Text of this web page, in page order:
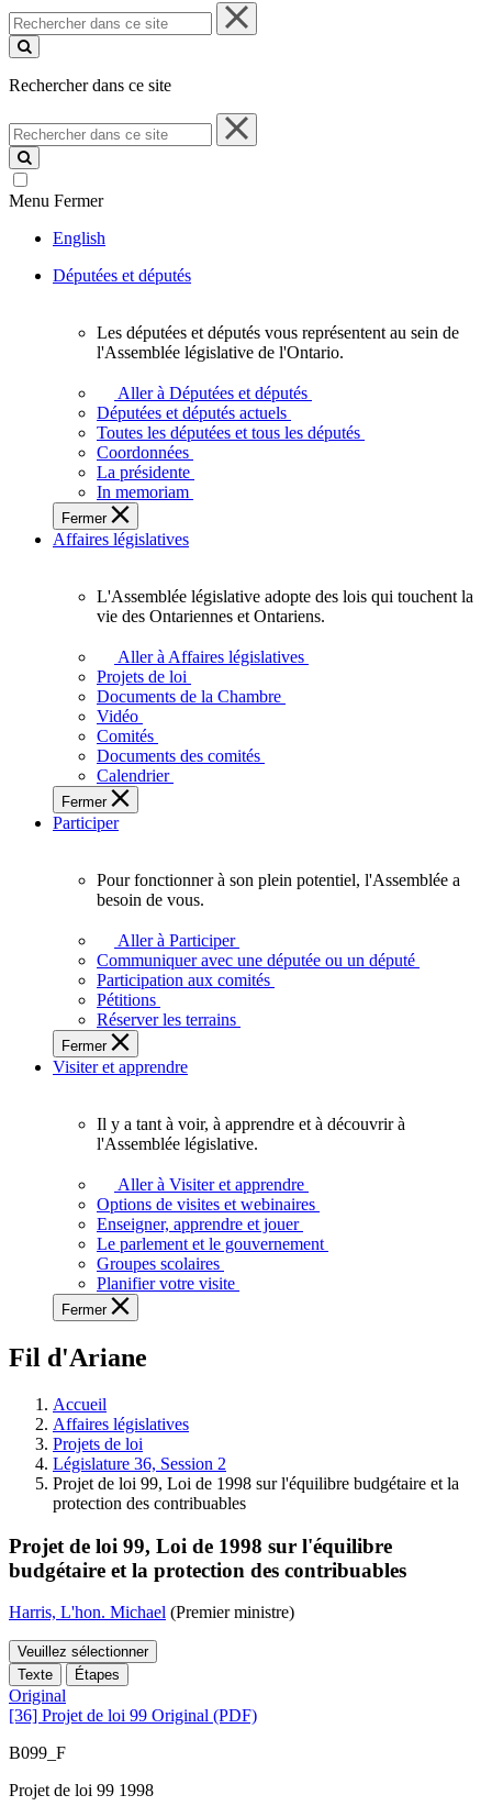
Rechercher
dans
ce
Rechercher dans ce site
Rechercher
dans
ce
site
Menu Fermer
English
Députées et députés
députés
vous
représentent
sein
de
l'Assemblée
législative
l'Ontario.
Les députées et députés vous représentent au sein de
l'Assemblée législative de l'Ontario.
Aller à Députées et députés
Députées et députés actuels
Toutes les députées et tous les députés
Coordonnées
La présidente
In memoriam
Fermer
Affaires législatives
L'Assemblée
adopte
touchent
des
Ontariennes
et
L'Assemblée législative adopte des lois qui touchent la
vie des Ontariennes et Ontariens.
Aller à Affaires législatives
Projets de loi
Documents de la Chambre
Vidéo
Comités
Documents des comités
Calendrier
Fermer
Participer
plein
potentiel,
l'Assemblée
a
besoin
de
Pour fonctionner à son plein potentiel, l'Assemblée a
besoin de vous.
Aller à Participer
Communiquer avec une députée ou un député
Participation aux comités
Pétitions
Réserver les terrains
Fermer
Visiter et apprendre
voir,
apprendre
et
à
à
législative.
Il y a tant à voir, à apprendre et à découvrir à
l'Assemblée législative.
Aller à Visiter et apprendre
Options de visites et webinaires
Enseigner, apprendre et jouer
Le parlement et le gouvernement
Groupes scolaires
Planifier votre visite
Fermer
Fil d'Ariane
Accueil
Affaires législatives
Projets de loi
Législature 36, Session 2
Projet de loi 99, Loi de 1998 sur l'équilibre budgétaire et la
protection des contribuables
Projet de loi 99, Loi de 1998 sur l'équilibre
budgétaire et la protection des contribuables
Harris, L'hon. Michael (Premier ministre)
Veuillez sélectionner
Texte
Étapes
Original
[36] Projet de loi 99 Original (PDF)
B099_F
Projet de loi 99 1998